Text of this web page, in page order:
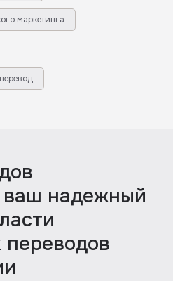
маркетинга
надежный